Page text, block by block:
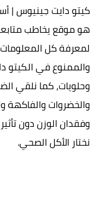
كيتو دايت جينيوس |
هو موقع يخاطب
لمعرفة كل
والممنوع في الكيتو
وحلويات، كما نلقي
والخضروات والفاكهة
وفقدان الوزن دون
نختار الأكل الصحي.